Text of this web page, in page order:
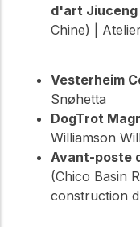
d'art Jiuceng
Chine) |
Vesterheim
Snøhetta
DogTrot
Williamson
Avant-poste
(Chico Basin
construction